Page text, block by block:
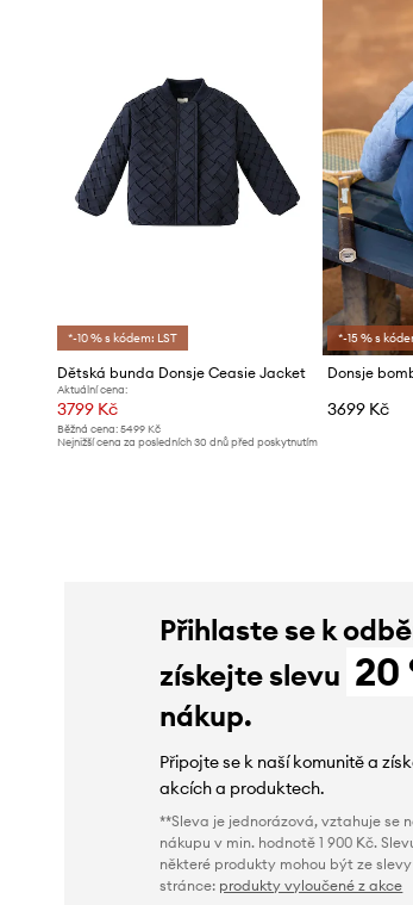
*-10 % s kódem: LST
Dětská bunda Donsje Ceasie Jacket
Aktuální cena:
3799 Kč
Běžná cena: 5499 Kč
Nejnižší cena za posledních 30 dnů před poskytnutím
*-15 % s
Donsje
3699 Kč
Přihlaste se k
získejte slevu 20
nákup.
Připojte se k naší komunitě a
akcích a produktech.
**Sleva je jednorázová, vztahuje se
nákupu v min. hodnotě 1 900 Kč.
některé produkty mohou být ze
stránce: produkty vyloučené z akce